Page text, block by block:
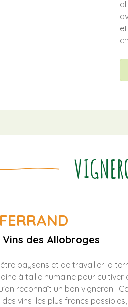
Vins des Allobroges
paysans et de travailler la
à taille humaine pour
reconnaît un bon vigneron.
vins
les plus francs